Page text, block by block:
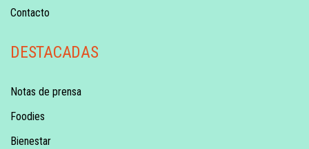
Contacto
DESTACADAS
Notas de prensa
Foodies
Bienestar